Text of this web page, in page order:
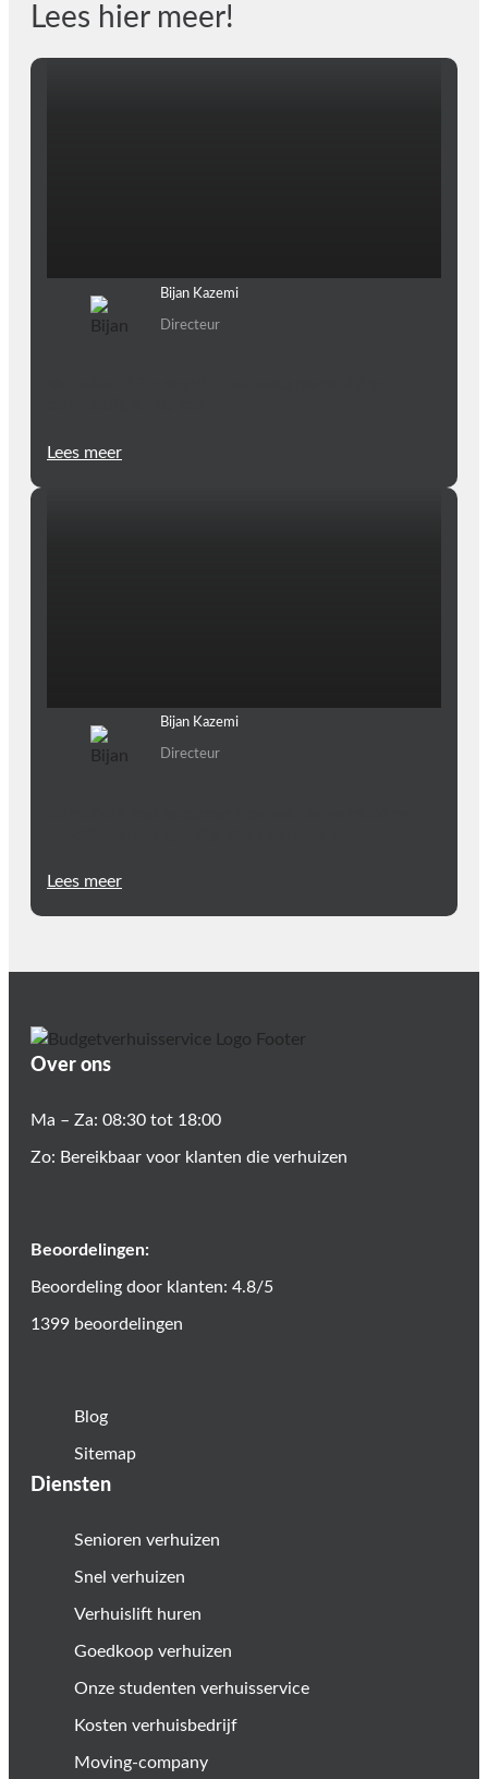
Lees hier meer!
Bijan Kazemi
Directeur
Lees meer
Bijan Kazemi
Directeur
Lees meer
Over ons
Ma – Za: 08:30 tot 18:00
Zo: Bereikbaar voor klanten die verhuizen
Beoordelingen:
Beoordeling door klanten: 4.8/5
1399 beoordelingen
Blog
Sitemap
Diensten
Senioren verhuizen
Snel verhuizen
Verhuislift huren
Goedkoop verhuizen
Onze studenten verhuisservice
Kosten verhuisbedrijf
Moving-company